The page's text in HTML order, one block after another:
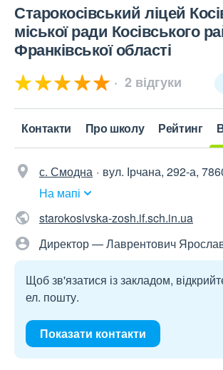
Старокосівський ліцей
міської ради Косівського
Франківської області
2 відгуки
Контакти Про школу Рейтинг
с. Смодна
вул. Ірчана, 292-а,
На мапі
starokosivska-zosh.if.sch.in.ua
Директор — Лаврентович
Щоб зв'язатися із закладом,
ел. пошту.
Показати контакти